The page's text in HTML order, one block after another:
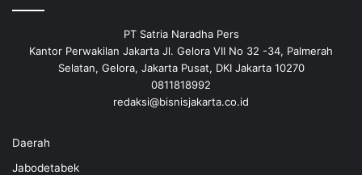
PT Satria Naradha Pers
Kantor Perwakilan Jakarta Jl. Gelora VII No 32 -34, Palmerah
Selatan, Gelora, Jakarta Pusat, DKI Jakarta 10270
0811818992
redaksi@bisnisjakarta.co.id
Daerah
Jabodetabek